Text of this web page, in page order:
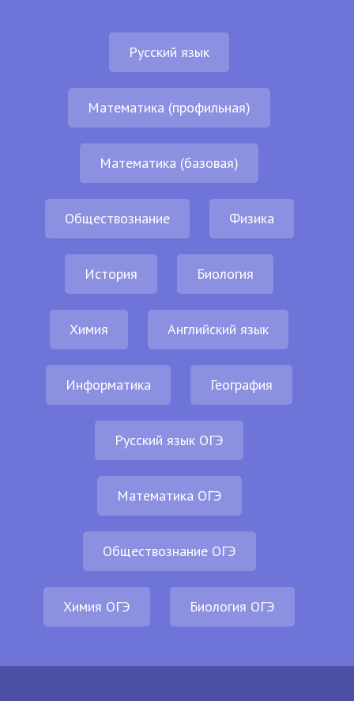
Русский язык
Математика (профильная)
Математика (базовая)
Обществознание Физика
История Биология
Химия Английский язык
Информатика География
Русский язык ОГЭ
Математика ОГЭ
Обществознание ОГЭ
Химия ОГЭ Биология ОГЭ